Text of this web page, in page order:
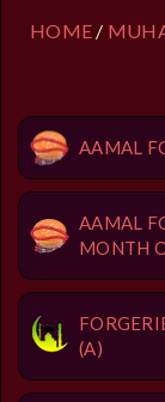
HOME /
AAMAL
AAMAL
MONTH
(A)